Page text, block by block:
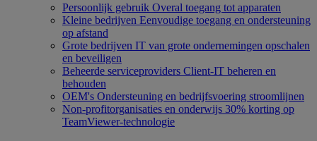
Persoonlijk gebruik Overal toegang tot apparaten
Kleine bedrijven Eenvoudige toegang en ondersteuning
op afstand
Grote bedrijven IT van grote ondernemingen opschalen
en beveiligen
Beheerde serviceproviders Client-IT beheren en
behouden
OEM's Ondersteuning en bedrijfsvoering stroomlijnen
Non-profitorganisaties en onderwijs 30% korting op
TeamViewer-technologie